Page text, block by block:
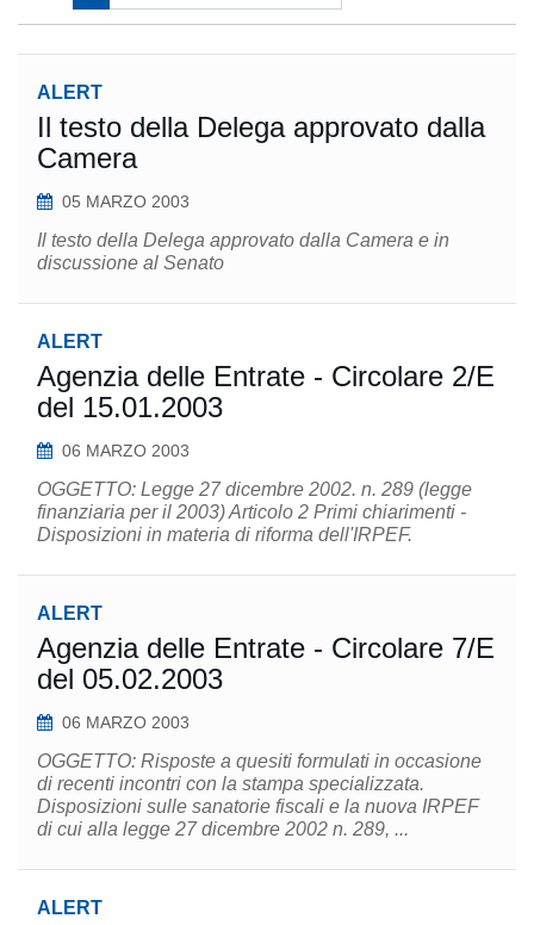
ALERT
Il testo della Delega approvato dalla
Camera
05 MARZO 2003
Il testo della Delega approvato dalla Camera e in
discussione al Senato
ALERT
Agenzia delle Entrate - Circolare 2/E
del 15.01.2003
06 MARZO 2003
OGGETTO: Legge 27 dicembre 2002. n. 289 (legge
finanziaria per il 2003) Articolo 2 Primi chiarimenti -
Disposizioni in materia di riforma dell'IRPEF.
ALERT
Agenzia delle Entrate - Circolare 7/E
del 05.02.2003
06 MARZO 2003
OGGETTO: Risposte a quesiti formulati in occasione
di recenti incontri con la stampa specializzata.
Disposizioni sulle sanatorie fiscali e la nuova IRPEF
di cui alla legge 27 dicembre 2002 n. 289, ...
ALERT